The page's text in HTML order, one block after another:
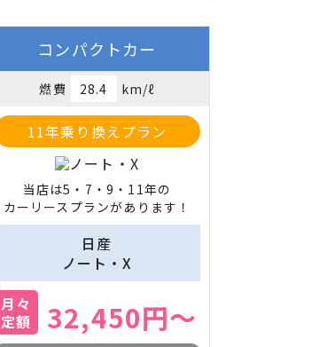
コンパクトカー
燃費 28.4 km/ℓ
11年乗り換えプラン
当店は5・7・9・11年の
カーリースプランがあります！
日産
ノート・X
月々
定額
32,450円～